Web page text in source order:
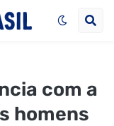
com a
homens